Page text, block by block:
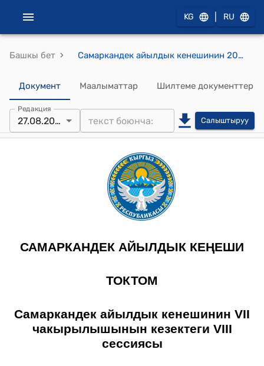
KG RU
Башкы бет › Самаркандек айылдык кенешинин 2025-жылдын 27-августундагы №79 "Макулдук берүү жөнүндө" токтому
Документ Маалыматтар Шилтеме документтер
Редакция
27.08.2025 Салыштыруу